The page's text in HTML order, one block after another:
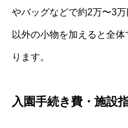
やバッグなどで約2万〜3
以外の小物を加えると全
ります。
入園手続き費・施設